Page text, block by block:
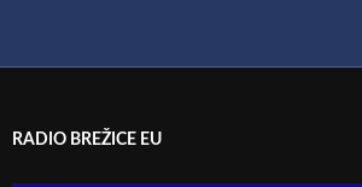
RADIO BREŽICE EU